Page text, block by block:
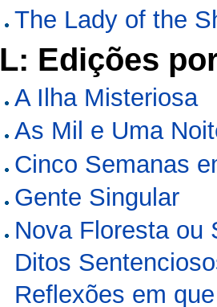
The Lady of the
L: Edições
A Ilha Misteriosa
As Mil e Uma
Cinco Semanas
Gente Singular
Nova Floresta ou
Ditos
Reflexões em